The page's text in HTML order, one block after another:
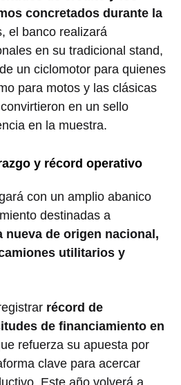
concretados durante la
el banco realizará
en su tradicional stand,
un ciclomotor para quienes
para motos y las clásicas
en un sello
en la muestra.
y récord operativo
con un amplio abanico
destinadas a
nueva de origen nacional,
utilitarios y
récord de
de financiamiento en
refuerza su apuesta por
clave para acercar
Este año volverá a